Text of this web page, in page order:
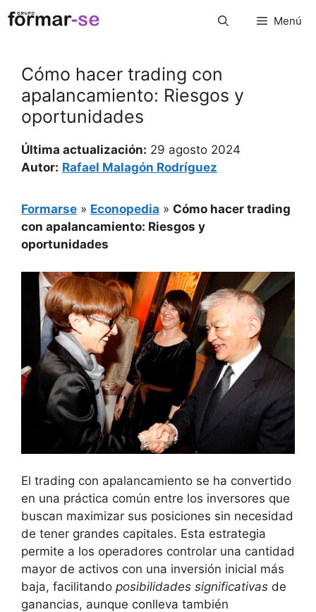
Saltar
al
Menú
Cómo hacer trading con
apalancamiento: Riesgos y
oportunidades
Última actualización: 29 agosto 2024
Autor: Rafael Malagón Rodríguez
Formarse » Econopedia » Cómo hacer trading
con apalancamiento: Riesgos y
oportunidades
El trading⁢ con apalancamiento se ha convertido
en una ‍práctica ⁢común entre los⁣ inversores ‍que
buscan maximizar sus⁢ posiciones sin necesidad
de tener grandes​ capitales. ‍Esta⁣ estrategia
permite a los​ operadores controlar una⁣ cantidad
mayor de activos‍ con una ‌inversión inicial más
baja, facilitando posibilidades ⁢significativas de
ganancias, aunque conlleva ⁤también